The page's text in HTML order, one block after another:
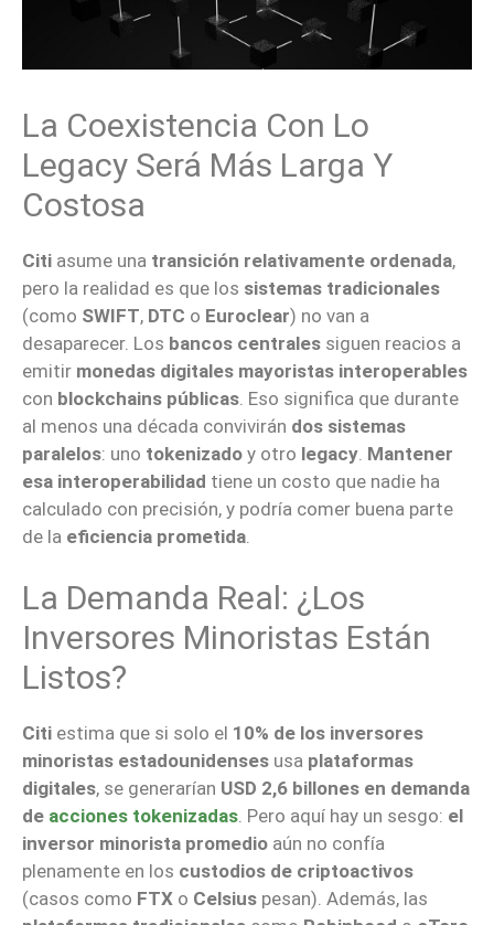
La Coexistencia Con Lo
Legacy Será Más Larga Y
Costosa
Citi asume una transición relativamente ordenada,
pero la realidad es que los sistemas tradicionales
(como SWIFT, DTC o Euroclear) no van a
desaparecer. Los bancos centrales siguen reacios a
emitir monedas digitales mayoristas interoperables
con blockchains públicas . Eso significa que durante
al menos una década convivirán dos sistemas
paralelos: uno tokenizado y otro legacy Mantener
esa interoperabilidad tiene un costo que nadie ha
calculado con precisión, y podría comer buena parte
de la eficiencia prometida
La Demanda Real: ¿los
Inversores Minoristas Están
Listos?
Citi estima que si solo el 10% de los inversores
minoristas estadounidenses usa plataformas
digitales, se generarían USD 2,6 billones en demanda
de acciones tokenizadas. Pero aquí hay un sesgo: el
inversor minorista promedio aún no confía
plenamente en los custodios de criptoactivos
(casos como FTX o Celsius pesan). Además, las